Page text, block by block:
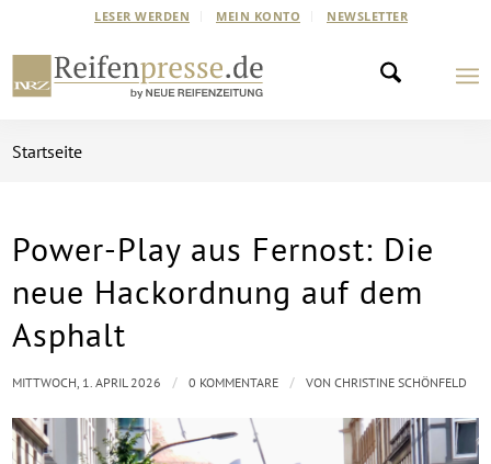
LESER WERDEN MEIN KONTO NEWSLETTER
Startseite
Power-Play aus Fernost: Die
neue Hackordnung auf dem
Asphalt
MITTWOCH, 1. APRIL 2026 / 0 KOMMENTARE / VONCHRISTINE SCHÖNFELD